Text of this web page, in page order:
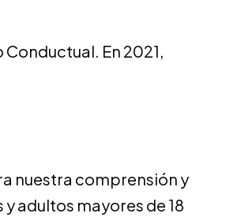
En 2021,
nuestra comprensión y
adultos mayores de 18